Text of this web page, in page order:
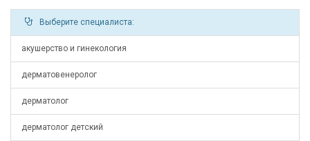
Выберите специалиста:
акушерство и гинекология
дерматовенеролог
дерматолог
дерматолог детский